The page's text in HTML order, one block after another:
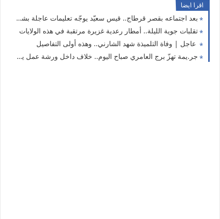
اقرا ايضا
بعد اجتماعه بقصر قرطاج.. قيس سعيّد يوجّه تعليمات عاجلة بشأن هؤلاء
تقلبات جوية الليلة.. أمطار رعدية غزيرة مرتقبة في هذه الولايات
عاجل | وفاة التلميذة شهد الشارني.. وهذه أولى التفاصيل
جر.يمة تهزّ برج العامري صباح اليوم.. خلاف داخل ورشة عمل ينتهي بمأساة وهذه أولى التفاصيل